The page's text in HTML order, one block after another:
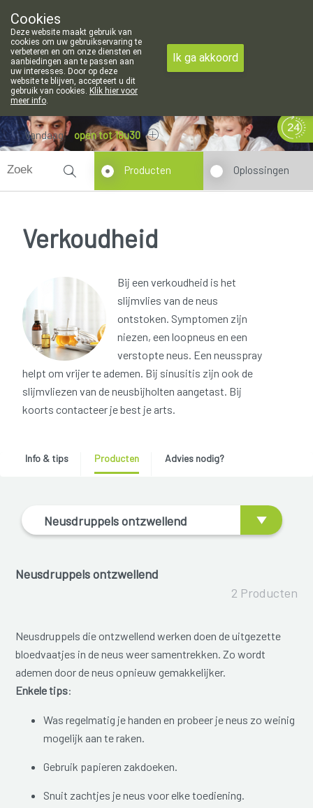
011/340400
Vandaag open tot 18u30
Producten Oplossingen
Verkoudheid
Bij een verkoudheid is het
slijmvlies van de neus
ontstoken. Symptomen zijn
niezen, een loopneus en een
verstopte neus. Een neusspray
helpt om vrijer te ademen. Bij sinusitis zijn ook de
slijmvliezen van de neusbijholten aangetast. Bij
koorts contacteer je best je arts.
Info & tips Producten Advies nodig?
Neusdruppels ontzwellend
Neusdruppels ontzwellend
2 Producten
Neusdruppels die ontzwellend werken doen de uitgezette
bloedvaatjes in de neus weer samentrekken. Zo wordt
ademen door de neus opnieuw gemakkelijker.
Enkele tips:
Was regelmatig je handen en probeer je neus zo weinig
mogelijk aan te raken.
Gebruik papieren zakdoeken.
Snuit zachtjes je neus voor elke toediening.
Cookies
Deze website maakt gebruik van
cookies om uw gebruikservaring te
verbeteren en om onze diensten en
aanbiedingen aan te passen aan
uw interesses. Door op deze
website te blijven, accepteert u dit
gebruik van cookies. Klik hier voor
meer info.
Ik ga akkoord